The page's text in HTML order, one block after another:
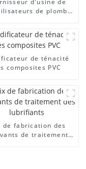
de plomb
de ténacité
composites PVC
​​de fabrication des
de traitement